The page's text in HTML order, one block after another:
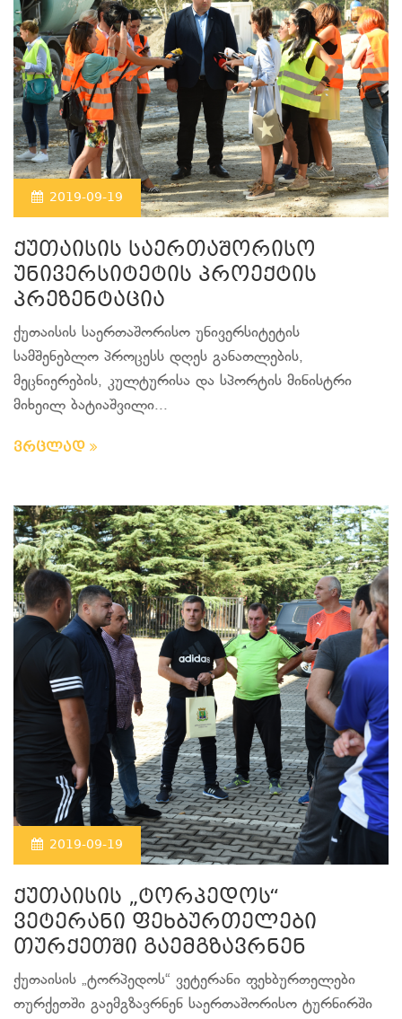
2019-09-19
ქუთაისის საერთაშორისო
უნივერსიტეტის პროექტის
პრეზენტაცია
ქუთაისის საერთაშორისო უნივერსიტეტის
სამშენებლო პროცესს დღეს განათლების,
მეცნიერების, კულტურისა და სპორტის მინისტრი
მიხეილ ბატიაშვილი...
ვრცლად
2019-09-19
ქუთაისის „ტორპედოს“
ვეტერანი ფეხბურთელები
თურქეთში გაემგზავრნენ
ქუთაისის „ტორპედოს“ ვეტერანი ფეხბურთელები
თურქეთში გაემგზავრნენ საერთაშორისო ტურნირში